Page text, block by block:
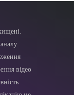
відео